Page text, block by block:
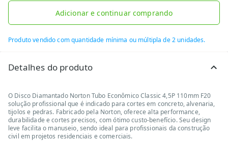
Adicionar e continuar comprando
Produto vendido com quantidade mínima ou múltipla de 2 unidades.
Detalhes do produto
O Disco Diamantado Norton Tubo Econômico Classic 4,5P 110mm F20
solução profissional que é indicado para cortes em concreto, alvenaria,
tijolos e pedras. Fabricado pela Norton, oferece alta performance,
durabilidade e cortes precisos, com ótimo custo-benefício. Seu design
leve facilita o manuseio, sendo ideal para profissionais da construção
civil em projetos residenciais e comerciais.